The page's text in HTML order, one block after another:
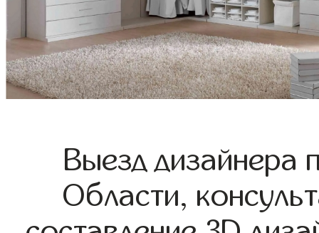
Выезд дизайнера
Области,